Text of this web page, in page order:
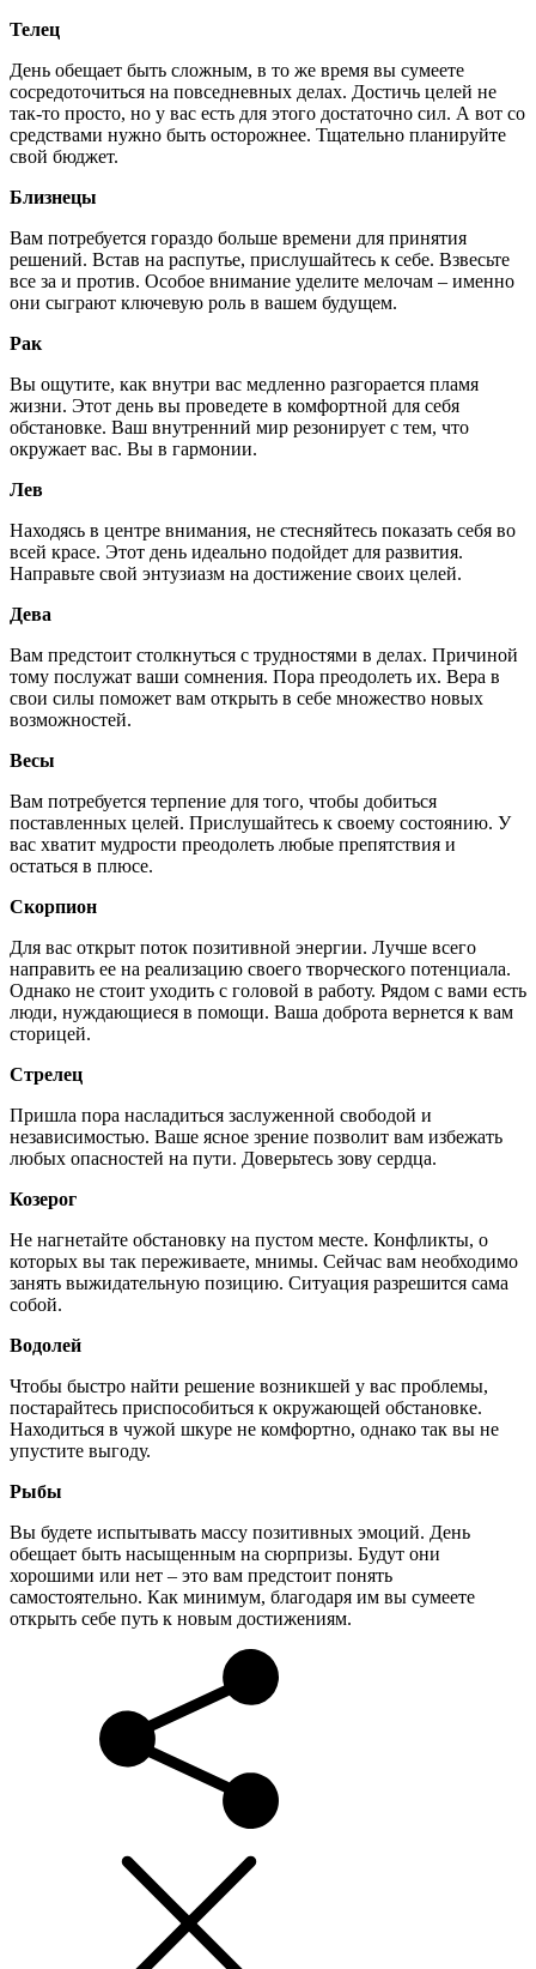
Телец
День обещает быть сложным, в то же время вы сумеете
сосредоточиться на повседневных делах. Достичь целей не
так-то просто, но у вас есть для этого достаточно сил. А вот со
средствами нужно быть осторожнее. Тщательно планируйте
свой бюджет.
Близнецы
Вам потребуется гораздо больше времени для принятия
решений. Встав на распутье, прислушайтесь к себе. Взвесьте
все за и против. Особое внимание уделите мелочам – именно
они сыграют ключевую роль в вашем будущем.
Рак
Вы ощутите, как внутри вас медленно разгорается пламя
жизни. Этот день вы проведете в комфортной для себя
обстановке. Ваш внутренний мир резонирует с тем, что
окружает вас. Вы в гармонии.
Лев
Находясь в центре внимания, не стесняйтесь показать себя во
всей красе. Этот день идеально подойдет для развития.
Направьте свой энтузиазм на достижение своих целей.
Дева
Вам предстоит столкнуться с трудностями в делах. Причиной
тому послужат ваши сомнения. Пора преодолеть их. Вера в
свои силы поможет вам открыть в себе множество новых
возможностей.
Весы
Вам потребуется терпение для того, чтобы добиться
поставленных целей. Прислушайтесь к своему состоянию. У
вас хватит мудрости преодолеть любые препятствия и
остаться в плюсе.
Скорпион
Для вас открыт поток позитивной энергии. Лучше всего
направить ее на реализацию своего творческого потенциала.
Однако не стоит уходить с головой в работу. Рядом с вами есть
люди, нуждающиеся в помощи. Ваша доброта вернется к вам
сторицей.
Стрелец
Пришла пора насладиться заслуженной свободой и
независимостью. Ваше ясное зрение позволит вам избежать
любых опасностей на пути. Доверьтесь зову сердца.
Козерог
Не нагнетайте обстановку на пустом месте. Конфликты, о
которых вы так переживаете, мнимы. Сейчас вам необходимо
занять выжидательную позицию. Ситуация разрешится сама
собой.
Водолей
Чтобы быстро найти решение возникшей у вас проблемы,
постарайтесь приспособиться к окружающей обстановке.
Находиться в чужой шкуре не комфортно, однако так вы не
упустите выгоду.
Рыбы
Вы будете испытывать массу позитивных эмоций. День
обещает быть насыщенным на сюрпризы. Будут они
хорошими или нет – это вам предстоит понять
самостоятельно. Как минимум, благодаря им вы сумеете
открыть себе путь к новым достижениям.